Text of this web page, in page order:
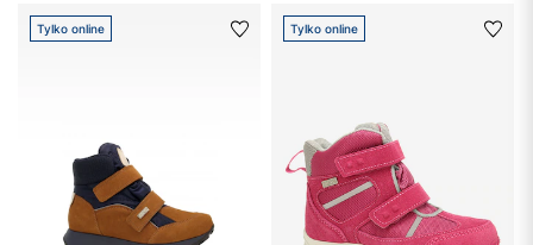
Tylko online Tylko online